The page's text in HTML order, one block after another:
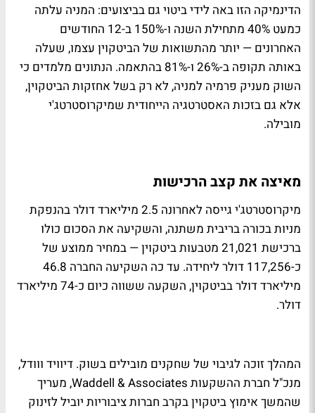
הדינמיקה הזו באה לידי ביטוי גם בביצועים: המניה עלתה
כמעט 40% מתחילת השנה ו-150% ב-12 החודשים
האחרונים — יותר מהתשואות של הביטקוין עצמו, שעלה
באותה תקופה ב-26% ו-81% בהתאמה. הנתונים מלמדים כי
השוק מעניק פרמיה למניה, לא רק בשל אחזקות הביטקוין,
אלא גם בזכות האסטרטגיה הייחודית שמיקרוסטרטג'י
מובילה.
מאיצה את קצב הרכישות
מיקרוסטרטג'י גייסה לאחרונה 2.5 מיליארד דולר בהנפקת
מניות בכורה בריבית משתנה, והשקיעה את הסכום כולו
ברכישת 21,021 מטבעות ביטקוין — במחיר ממוצע של
כ-117,256 דולר ליחידה. עד כה השקיעה החברה 46.8
מיליארד דולר בביטקוין, השקעה ששווה כיום כ-74 מיליארד
דולר.
המהלך זוכה לגיבוי של שחקנים מובילים בשוק. דיוויד ווודל,
מנכ"ל חברת ההשקעות Waddell & Associates, מעריך
שהמשך אימוץ ביטקוין בקרב חברות ציבוריות יוביל לזינוק